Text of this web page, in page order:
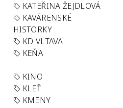
KATEŘINA ŽEJDLOVÁ
KAVÁRENSKÉ
HISTORKY
KD VLTAVA
KEŇA
KINO
KLEŤ
KMENY